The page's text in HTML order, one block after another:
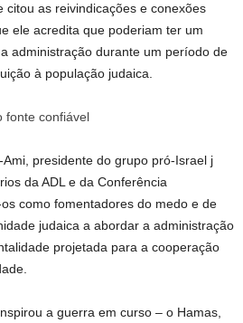
citou as reivindicações e conexões
ele acredita que poderiam ter um
administração durante um período de
à população judaica.
fonte confiável
presidente do grupo pró-Israel j
da ADL e da Conferência
como fomentadores do medo e de
judaica a abordar a administração
projetada para a cooperação
a guerra em curso – o Hamas,